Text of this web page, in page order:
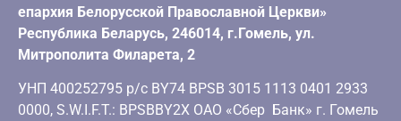
епархия Белорусской Православной Церкви»
Республика Беларусь, 246014, г.Гомель, ул.
Митрополита Филарета, 2
УНП 400252795 р/с BY74 BPSB 3015 1113 0401 2933
0000, S.W.I.F.T.: BPSBBY2X ОАО «Сбер Банк» г. Гомель